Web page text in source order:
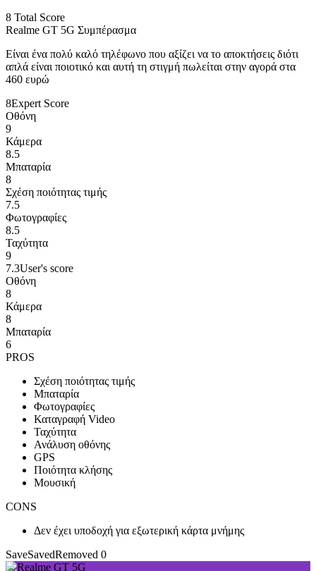
8 Total Score
Realme GT 5G Συμπέρασμα
Είναι ένα πολύ καλό τηλέφωνο που αξίζει να το αποκτήσεις διότι
απλά είναι ποιοτικό και αυτή τη στιγμή πωλείται στην αγορά στα
460 ευρώ
8Expert Score
Οθόνη
9
Κάμερα
8.5
Μπαταρία
8
Σχέση ποιότητας τιμής
7.5
Φωτογραφίες
8.5
Ταχύτητα
9
7.3User's score
Οθόνη
8
Κάμερα
8
Μπαταρία
6
PROS
Σχέση ποιότητας τιμής
Μπαταρία
Φωτογραφίες
Καταγραφή Video
Ταχύτητα
Ανάλυση οθόνης
GPS
Ποιότητα κλήσης
Μουσική
CONS
Δεν έχει υποδοχή για εξωτερική κάρτα μνήμης
SaveSavedRemoved 0